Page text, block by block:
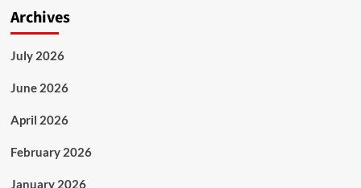
Archives
July 2026
June 2026
April 2026
February 2026
January 2026